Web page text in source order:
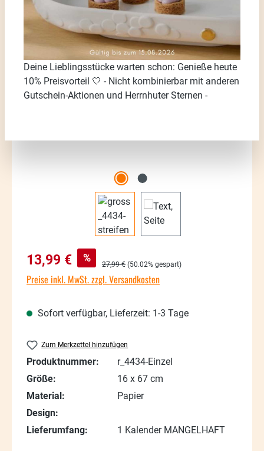
Bildergalerie überspringen
Verkaufspreis:
13,99 € % Regulärer Preis:
27,99 € (50.02% gespart)
Preise inkl. MwSt. zzgl. Versandkosten
Sofort verfügbar, Lieferzeit: 1-3 Tage
Zum Merkzettel hinzufügen
Produktnummer:
r_4434-Einzel
Größe:
16 x 67 cm
Material:
Papier
Design:
Lieferumfang:
1 Kalender MANGELHAFT
Deine Lieblingsstücke warten schon: Genieße heute
10% Preisvorteil 🤍 - Nicht kombinierbar mit anderen
Gutschein-Aktionen und Herrnhuter Sternen -